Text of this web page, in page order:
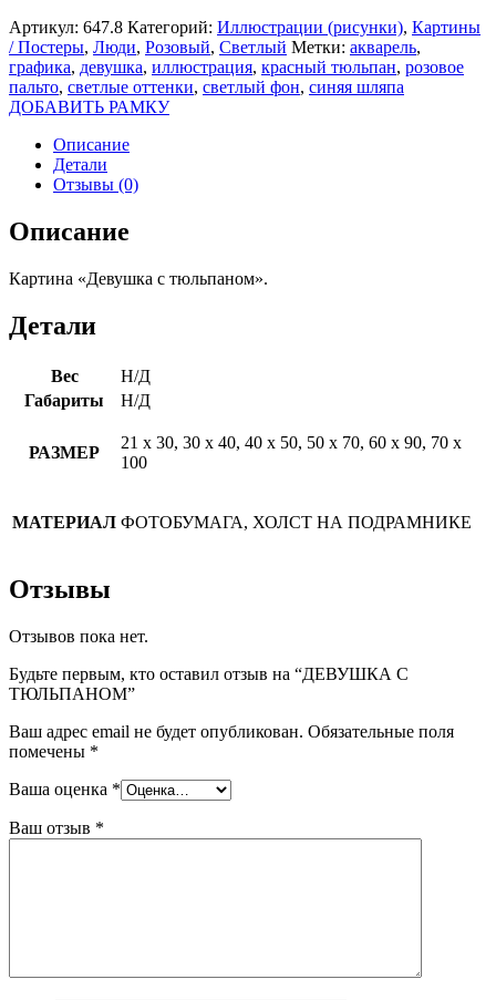
Артикул: 647.8 Категорий: Иллюстрации (рисунки), Картины
/ Постеры, Люди, Розовый, Светлый Метки: акварель,
графика, девушка, иллюстрация, красный тюльпан, розовое
пальто, светлые оттенки, светлый фон, синяя шляпа
ДОБАВИТЬ РАМКУ
Описание
Детали
Отзывы (0)
Описание
Картина «Девушка с тюльпаном».
Детали
Вес
Н/Д
Габариты
Н/Д
РАЗМЕР
21 х 30, 30 х 40, 40 х 50, 50 х 70, 60 х 90, 70 х
100
МАТЕРИАЛ ФОТОБУМАГА, ХОЛСТ НА ПОДРАМНИКЕ
Отзывы
Отзывов пока нет.
Будьте первым, кто оставил отзыв на “ДЕВУШКА С
ТЮЛЬПАНОМ”
Ваш адрес email не будет опубликован. Обязательные поля
помечены *
Ваша оценка *
Ваш отзыв *